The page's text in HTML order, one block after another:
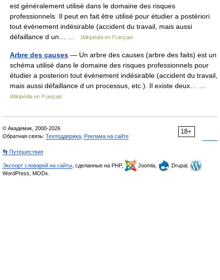
est généralement utilisé dans le domaine des risques
professionnels. Il peut en fait être utilisé pour étudier a postériori
tout évènement indésirable (accident du travail, mais aussi
défaillance d un… …
Wikipédia en Français
Arbre des causes — Un arbre des causes (arbre des faits) est un
schéma utilisé dans le domaine des risques professionnels pour
étudier a posteriori tout évènement indésirable (accident du travail,
mais aussi défaillance d un processus, etc.). Il existe deux… …
Wikipédia en Français
18+
© Академик, 2000-2026
Обратная связь: Техподдержка Реклама на сайте
👣 Путешествия
Экспорт словарей на сайты , сделанные на PHP, Joomla,
Drupal,
WordPress, MODx.